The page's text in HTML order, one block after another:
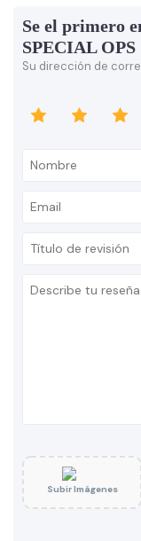
Se el primero
SPECIAL
Su dirección de
Subir Imágenes